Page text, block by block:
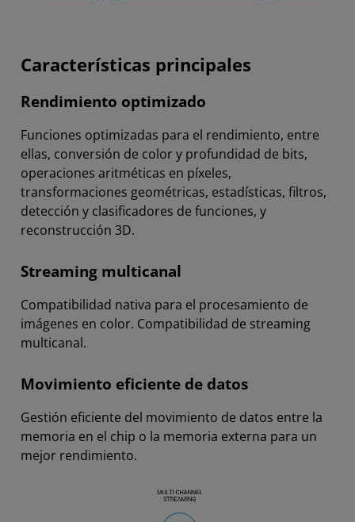
Características principales
Rendimiento optimizado
Funciones optimizadas para el rendimiento, entre
ellas, conversión de color y profundidad de bits,
operaciones aritméticas en píxeles,
transformaciones geométricas, estadísticas, filtros,
detección y clasificadores de funciones, y
reconstrucción 3D.
Streaming multicanal
Compatibilidad nativa para el procesamiento de
imágenes en color. Compatibilidad de streaming
multicanal.
Movimiento eficiente de datos
Gestión eficiente del movimiento de datos entre la
memoria en el chip o la memoria externa para un
mejor rendimiento.